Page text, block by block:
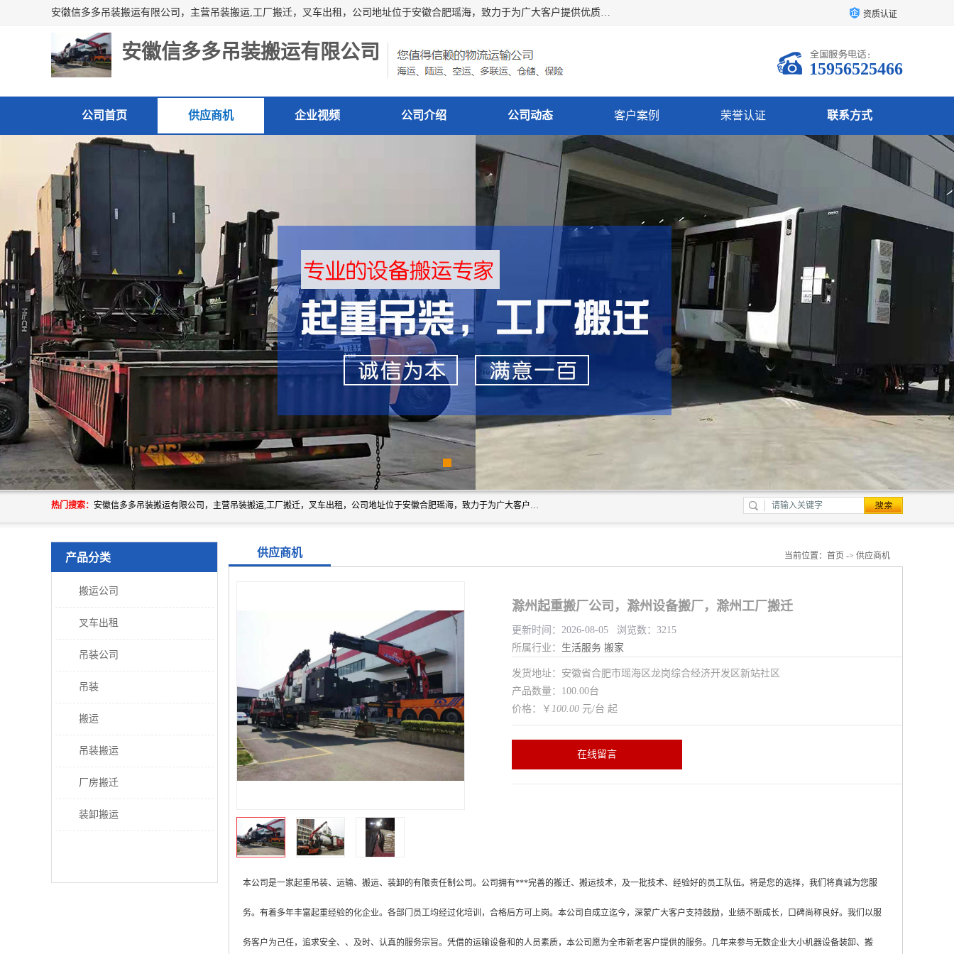
安徽信多多吊装搬运有限公司，主营吊装搬运,工厂搬迁，叉车出租，公司地址位于安徽合肥瑶海，致力于为广大客户提供优质的产品/服务，如果您对我公司的产品服务感兴趣，请联系[安徽信多多吊装搬运有限公司]，期待您的来电。 资质认证
安徽信多多吊装搬运有限公司
15956525466
公司首页 供应商机 企业视频 公司介绍 公司动态 客户案例 荣誉认证 联系方式
热门搜索： 安徽信多多吊装搬运有限公司，主营吊装搬运,工厂搬迁，叉车出租，公司地址位于安徽合肥瑶海，致力于为广大客户提供优质的产品/服务，如果您对我公司的产品服务感兴趣，请联系[安徽信多多吊装搬运有限公司]，期待您的来电。
产品分类
搬运公司
叉车出租
吊装公司
吊装
搬运
吊装搬运
厂房搬迁
装卸搬运
供应商机 当前位置： 首页 -> 供应商机
滁州起重搬厂公司，滁州设备搬厂，滁州工厂搬迁
更新时间：2026-08-05 浏览数：3215
所属行业： 生活服务 搬家
发货地址：安徽省合肥市瑶海区龙岗综合经济开发区新站社区
产品数量：100.00台
价格：￥ 100.00 元/台 起
在线留言
本公司是一家起重吊装、运输、搬运、装卸的有限责任制公司。公司拥有***完善的搬迁、搬运技术，及一批技术、经验好的员工队伍。将是您的选择，我们将真诚为您服
务。有着多年丰富起重经验的化企业。各部门员工均经过化培训，合格后方可上岗。本公司自成立迄今，深蒙广大客户支持鼓励，业绩不断成长，口碑尚称良好。我们以服
务客户为己任，追求安全、、及时、认真的服务宗旨。凭借的运输设备和的人员素质，本公司愿为全市新老客户提供的服务。几年来参与无数企业大小机器设备装卸、搬